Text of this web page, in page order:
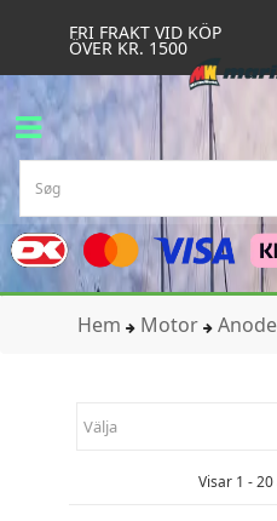
FRI FRAKT VID KÖP
ÖVER KR. 1500
Hem Motor
Välja
Visar 1 -